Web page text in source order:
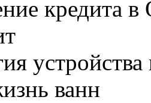
кредита в
ванн